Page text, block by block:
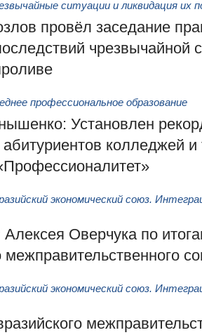
ситуации и ликвидация их
провёл заседание
чрезвычайной
профессиональное образование
Установлен
колледжей и
экономический союз.
Оверчука по
межправительственного
экономический союз.